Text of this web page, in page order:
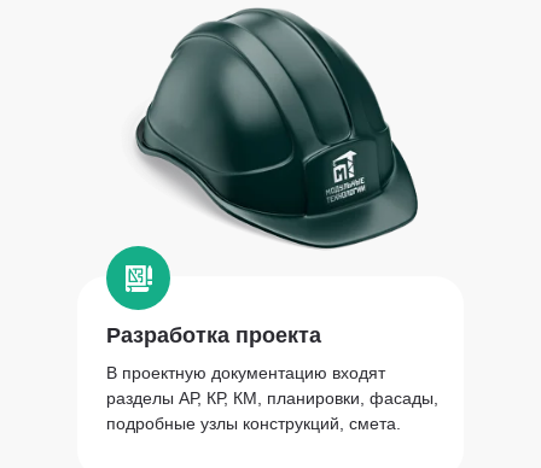
Модуль баня
Модуль КПП
Разработка проекта
В проектную документацию входят
разделы АР, КР, КМ, планировки, фасады,
подробные узлы конструкций, смета.